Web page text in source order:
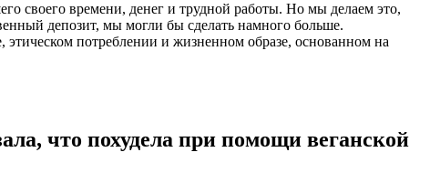
своего времени, денег и трудной работы. Но мы делаем это,
депозит, мы могли бы сделать намного больше.
потреблении и жизненном образе, основанном на
что похудела при помощи веганской